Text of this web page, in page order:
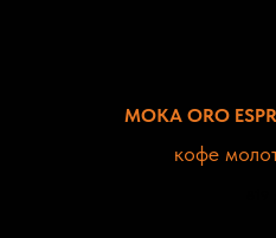
MOKA ORO
кофе